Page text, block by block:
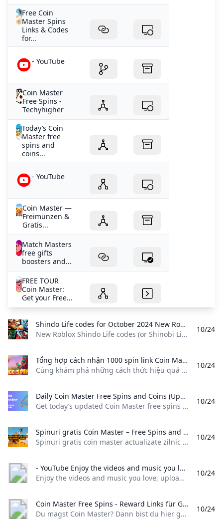
Free Coin
Master Spins
Links & Codes
for...
- YouTube
Coin Master
Free Spins -
Techyhigher
Today’s Coin
Master free
spins and
coins...
- YouTube
Coin Master —
Freimünzen &
Gratis...
Match Masters
free gifts
boosters and...
FREE TOUR
Coin Master:
Get your Free...
Shindo Life codes for October 2024 New Roblox Shindo Life codes (or Shinobi Life 2 codes) for free spins XP RellCoins and resets. List from RellGames for October 2024.
New Roblox Shindo Life codes (or Shinobi Life 2 codes) for free spins, XP, RellCoins, and resets. List from RellGames for October 2024. New Roblox Shindo Life codes (or Shinobi Life 2 codes) for free spins, XP, RellCoins, and resets. List from RellGames for October 2024. Here’s everything you need to know in order to redeem a Shindo Life code. Open Shindo Life in Roblox Find ‘Edit’ in the main menu Press the ‘YouTube Code’ button in the top-right corner Type or paste your code into the box Enjoy the freebies!
10/24
Tổng hợp cách nhận 1000 spin link Coin Master 2024 hàng ngày Cùng khám phá những cách thức hiệu quả nhất để nhận 1000 spin link coin master 2024 hàng ngày mang lại trải nghiệm chơi game tốt nhất.
Cùng khám phá những cách thức hiệu quả nhất để nhận 1000 spin link, coin master 2024 hàng ngày mang lại trải nghiệm chơi game tốt nhất. 14/12/2023 25 Spin Lấy ngay 13/12/2023 25 Spin Lấy ngay 13/12/2023 Free Spin Lấy ngay 12/12/2023 25 Spin Lấy ngay 12/12/2023 25 Spin Lấy ngay 12/12/2023 25 Spin Lấy ngay 11/12/2023 25 Spin Lấy ngay 11/12/2023 Free Spin Lấy ngay 10/12/2023 25 Spin Lấy ngay 10/12/2023 25 Spin Lấy ngay 10/12/2023 25 Spin Lấy ngay 9/12/2023 25 Spin Lấy ngay 9/12/2023 Free Spin Lấy ngay 9/12/2023 Free Spin Lấy ngay 8/12/2023 Free Spin Lấy ngay 8/12/2023 Free Spin Lấy ngay 8/12/2023 Free Spin Lấy ngay 7/12/2023 Free Spin Lấy ngay 7/12/2023 Free Spin Lấy ngay 7/12/2023 Free Spin Lấy ngay 7/12/2023 Free Spin Lấy ngay 6/12/2023 Free Spin Lấy ngay 6/12/2023 Free Spin Lấy ngay 6/12/2023 Free Spin Lấy ngay 1000 spin link, coin master 2024 có lợi ích gì?
10/24
Daily Coin Master Free Spins and Coins (Updated Today) Get todays updated Coin Master free spins and coins for Android and iOS. Click the links to claim rewards and boost your village. Daily updates for all players.
Get today’s updated Coin Master free spins and coins for Android and iOS. Click the links to claim rewards and boost your village. Daily updates for all players. Coin Master / By Simple Game Guide / October 24, 2024 October 24, 2024: 25 spins4. 50 spins3. 25 spins2. 25 spins1. 25 spinsOctober 23, 2024: 25 spins5. 25 spins4. 25 spins3. 25 spins2. 25 spins1. 10 spins 5M coinsOctober 22, 2024:
10/24
Spinuri gratis Coin Master – Free Spins and Coins Actualizat zilnic Spinuri gratis coin master actualizate zilnic din surse oficiale. Poti obtine multe coins si spins free - gratis accesand aceasta pagina
Spinuri gratis coin master actualizate zilnic din surse oficiale. Poti obtine multe coins si spins free - gratis, accesand aceasta pagina Este important sa stii ca link-urile ce contin Coin Master Spin Gratuit sunt adunate de pe paginile oficiale de Coin Master, sunt verificate, sigure si functionale ! Am realizat aici Ghidul complet al jucatorului de Coin Master. Pentru spinuri gratis coin master da scroll putin mai jos: Spinuri gratis coin master poti obtine si invitand prietenii sa joace Coin Master sau poti le poti trimite prietenilor tai cadou in joc spinuri gratis coin master iar cand ei primesc iti vor trimite si tie
10/24
- YouTube Enjoy the videos and music you love upload original content and share it all with friends family and the world on YouTube.
Enjoy the videos and music you love, upload original content, and share it all with friends, family, and the world on YouTube.
10/24
Coin Master Free Spins - Reward Links für Gratis Spins October 2024 Du magst Coin Master? Dann bist du hier genau richtig! Schnapp dir alle aktuellen Gratis-Spins und Coins aus unserer kostenlosen Link-Liste.
Du magst Coin Master? Dann bist du hier genau richtig! Schnapp dir alle aktuellen Gratis-Spins und Coins aus unserer kostenlosen Link-Liste. Tags: coin master free spins, coin master spins, coin master spin link, coin master free spin link, coin master links, coin master cheat, coin master daily spins, coin master reward, coin master free daily spins, coin master gift, coinmaster, coin master gratis, coin master free spin deutsch, coin master kostenlose spins
10/24